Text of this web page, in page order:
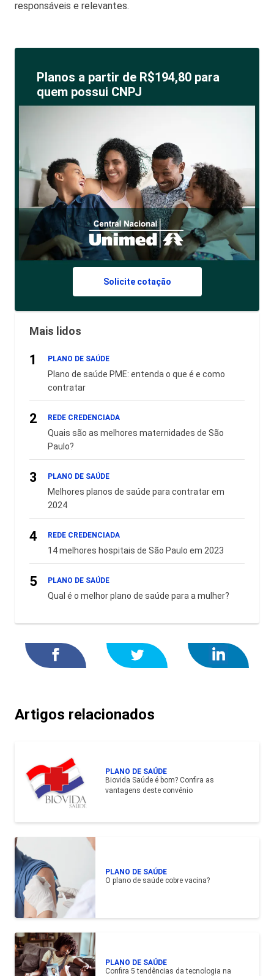
responsáveis e relevantes.
Planos a partir de R$194,80 para
quem possui CNPJ
Solicite cotação
Mais lidos
1 PLANO DE SAÚDE
Plano de saúde PME: entenda o que é e como
contratar
2 REDE CREDENCIADA
Quais são as melhores maternidades de São
Paulo?
3 PLANO DE SAÚDE
Melhores planos de saúde para contratar em
2024
4 REDE CREDENCIADA
14 melhores hospitais de São Paulo em 2023
5 PLANO DE SAÚDE
Qual é o melhor plano de saúde para a mulher?
Artigos relacionados
PLANO DE SAÚDE
Biovida Saúde é bom? Confira as
vantagens deste convênio
PLANO DE SAÚDE
O plano de saúde cobre vacina?
PLANO DE SAÚDE
Confira 5 tendências da tecnologia na